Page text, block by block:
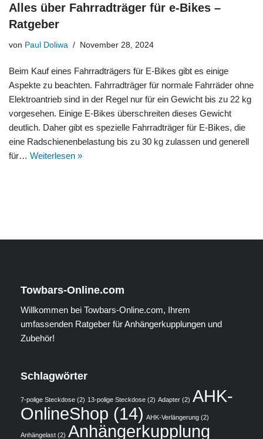
Alles über Fahrradträger für e-Bikes –
Ratgeber
von Paul Doliwa November 28, 2024
Beim Kauf eines Fahrradträgers für E-Bikes gibt es einige
Aspekte zu beachten. Fahrradträger für normale Fahrräder ohne
Elektroantrieb sind in der Regel nur für ein Gewicht bis zu 22 kg
vorgesehen. Einige E-Bikes überschreiten dieses Gewicht
deutlich. Daher gibt es spezielle Fahrradträger für E-Bikes, die
eine Radschienenbelastung bis zu 30 kg zulassen und generell
für… Weiterlesen »
Towbars-Online.com
Willkommen bei Towbars-Online.com, Ihrem
umfassenden Ratgeber für Anhängerkupplungen und
Zubehör!
Schlagwörter
7-polige Steckdose (2) 13-polige Steckdose (2) Adapter (2) AHK-
OnlineShop (14) AHK-Verlängerung (2)
Anhängelast (2) Anhängerkupplung